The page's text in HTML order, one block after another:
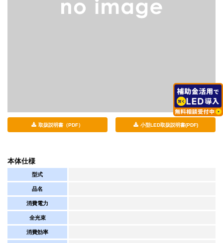
取扱説明書（PDF） 小型LED取扱説明書(PDF)
本体仕様
型式
品名
消費電力
全光束
消費効率